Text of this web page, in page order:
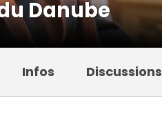
Danube
Infos Discussions